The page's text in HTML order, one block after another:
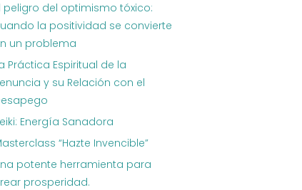
peligro del optimismo tóxico:
la positividad se convierte
un problema
Práctica Espiritual de la
y su Relación con el
Energía Sanadora
“Hazte Invencible”
potente herramienta para
prosperidad.